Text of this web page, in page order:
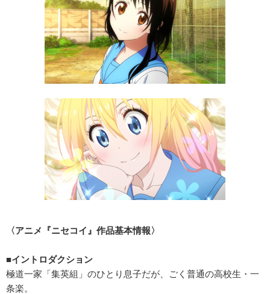
〈アニメ『ニセコイ』作品基本情報〉
■イントロダクション
極道一家「集英組」のひとり息子だが、ごく普通の高校生・一
条楽。